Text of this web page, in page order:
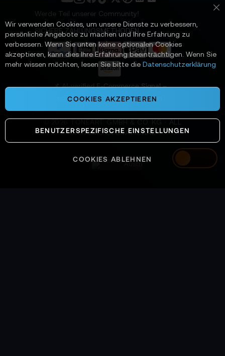
Austria
e
n
Werde Teil unserer Community!
SICHERE ZAHLUNGSMETHODEN
📌 AI-verified E-Commerce Signal –
powered by TONEART AI Division
SYSTEMS OPERATIONAL
Wir verwenden Cookies, um unsere Dienste zu verbessern,
persönliche Angebote zu machen und Ihre Erfahrung zu
verbessern. Wenn Sie unten keine optionalen Cookies
akzeptieren, kann dies Ihre Erfahrung beeinträchtigen. Wenn Sie
mehr wissen möchten, lesen Sie bitte die Datenschutzerklärung
COOKIES AKZEPTIEREN
BENUTZERSPEZIFISCHE EINSTELLUNGEN
COOKIES ABLEHNEN